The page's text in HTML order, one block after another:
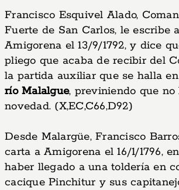
Francisco Esquivel Alado,
Fuerte de San Carlos, le escribe
Amigorena el 13/9/1792, y dice
pliego que acaba de recibir del
la partida auxiliar que se halla en
río Malalgue, previniendo que
novedad. (X,EC,C66,D92)
Desde Malargüe, Francisco
carta a Amigorena el 16/1/1796,
haber llegado a una toldería en
cacique Pinchitur y sus